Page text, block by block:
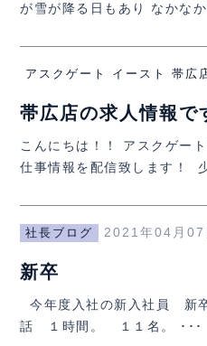
が雪が降る日もあり なかな
アスクゲート イースト 帯広
帯広店の求人情報で
こんにちは！！ アスクゲー
仕事情報を配信致します！
社長ブログ 2021年04月07
新卒
今年度入社の新入社員 新
話 １時間。 １１名。 ･･･